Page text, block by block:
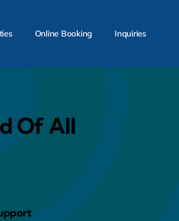
Online Booking Inquiries
Of All